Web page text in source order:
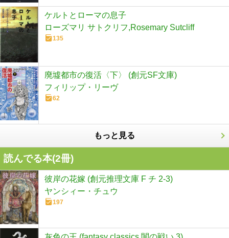
ケルトとローマの息子
ローズマリ サトクリフ,Rosemary Sutcliff
135
廃墟都市の復活〈下〉 (創元SF文庫)
フィリップ・リーヴ
62
もっと見る
読んでる本(2冊)
彼岸の花嫁 (創元推理文庫 F チ 2-3)
ヤンシィー・チュウ
197